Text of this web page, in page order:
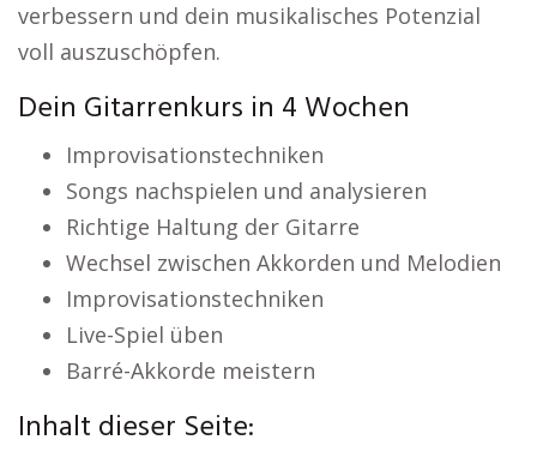
verbessern und dein musikalisches Potenzial
voll auszuschöpfen.
Dein Gitarrenkurs in 4 Wochen
Improvisationstechniken
Songs nachspielen und analysieren
Richtige Haltung der Gitarre
Wechsel zwischen Akkorden und Melodien
Improvisationstechniken
Live-Spiel üben
Barré-Akkorde meistern
Inhalt dieser Seite: